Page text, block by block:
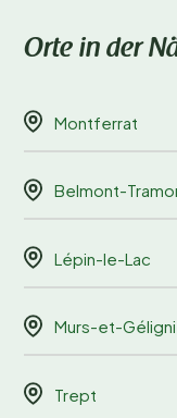
Orte in der
Montferrat
Belmont-
Lépin-le-Lac
Murs-et-
Trept